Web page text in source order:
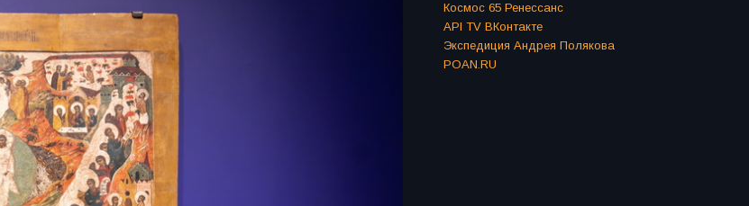
Космос 65 Ренессанс
API TV ВКонтакте
Экспедиция Андрея Полякова
POAN.RU